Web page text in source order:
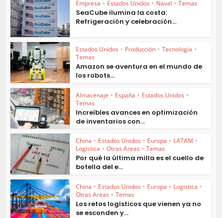
Empresa • Estados Unidos • Naval • Temas
SeaCube ilumina la costa:
Refrigeración y celebración...
Estados Unidos • Producción • Tecnologia •
Temas
Amazon se aventura en el mundo de
los robots...
Almacenaje • España • Estados Unidos •
Temas
Increíbles avances en optimización
de inventarios con...
China • Estados Unidos • Europa • LATAM •
Logistica • Otras Areas • Temas
Por qué la última milla es el cuello de
botella del e...
China • Estados Unidos • Europa • Logistica •
Otras Areas • Temas
Los retos logísticos que vienen ya no
se esconden y...